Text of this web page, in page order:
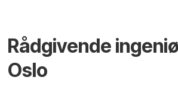
Rådgivende
Oslo